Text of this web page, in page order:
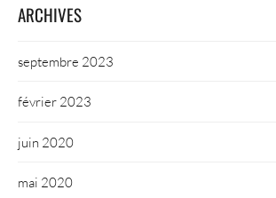
ARCHIVES
septembre 2023
février 2023
juin 2020
mai 2020